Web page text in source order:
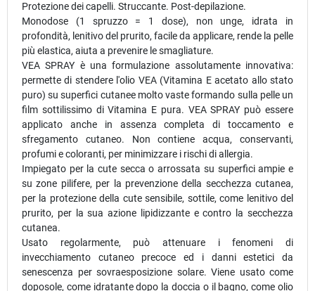
Protezione dei capelli. Struccante. Post-depilazione.
Monodose (1 spruzzo = 1 dose), non unge, idrata in
profondità, lenitivo del prurito, facile da applicare, rende la pelle
più elastica, aiuta a prevenire le smagliature.
VEA SPRAY è una formulazione assolutamente innovativa:
permette di stendere l'olio VEA (Vitamina E acetato allo stato
puro) su superfici cutanee molto vaste formando sulla pelle un
film sottilissimo di Vitamina E pura. VEA SPRAY può essere
applicato anche in assenza completa di toccamento e
sfregamento cutaneo. Non contiene acqua, conservanti,
profumi e coloranti, per minimizzare i rischi di allergia.
Impiegato per la cute secca o arrossata su superfici ampie e
su zone pilifere, per la prevenzione della secchezza cutanea,
per la protezione della cute sensibile, sottile, come lenitivo del
prurito, per la sua azione lipidizzante e contro la secchezza
cutanea.
Usato regolarmente, può attenuare i fenomeni di
invecchiamento cutaneo precoce ed i danni estetici da
senescenza per sovraesposizione solare. Viene usato come
doposole, come idratante dopo la doccia o il bagno, come olio